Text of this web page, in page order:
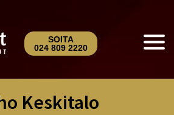
SOITA
024 809 2220
Keskitalo